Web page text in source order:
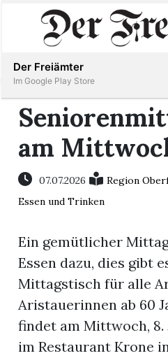
Immobilien
Veranstaltungen
E-
Newsletter
App
Inserieren
am
07.07.2026 Region
Essen und Trinken
Ein gemütlicher
Essen dazu, dies gibt
Mittagstisch für alle
Aristauerinnen ab 60
findet am Mittwoch, 8.
im Restaurant Krone
Der Freiämter
Im Google Play Store